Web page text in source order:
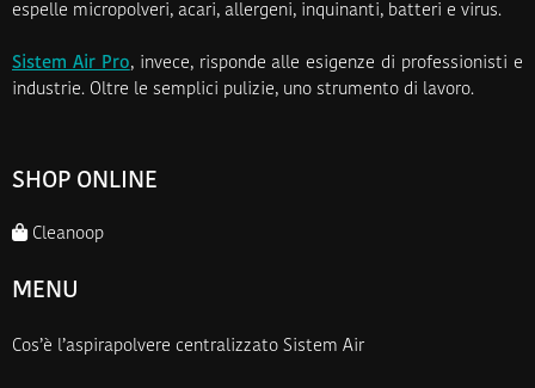
espelle micropolveri, acari, allergeni, inquinanti, batteri e virus.
Sistem Air Pro, invece, risponde alle esigenze di professionisti e
industrie. Oltre le semplici pulizie, uno strumento di lavoro.
SHOP ONLINE
Cleanoop
MENU
Cos’è l’aspirapolvere centralizzato Sistem Air